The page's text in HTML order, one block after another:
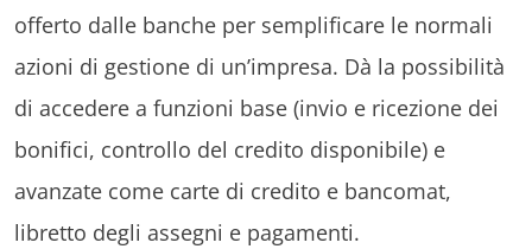
offerto dalle banche per semplificare le normali
azioni di gestione di un’impresa. Dà la possibilità
di accedere a funzioni base (invio e ricezione dei
bonifici, controllo del credito disponibile) e
avanzate come carte di credito e bancomat,
libretto degli assegni e pagamenti.